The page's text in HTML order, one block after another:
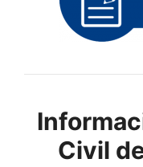
Civil